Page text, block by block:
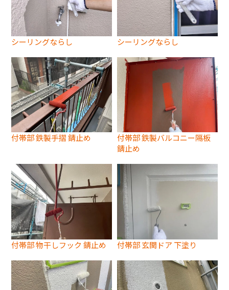
シーリングならし シーリングならし
付帯部 鉄製手摺 錆止め
付帯部 鉄製バルコニー隔板
錆止め
付帯部 物干しフック 錆止め 付帯部 玄関ドア 下塗り